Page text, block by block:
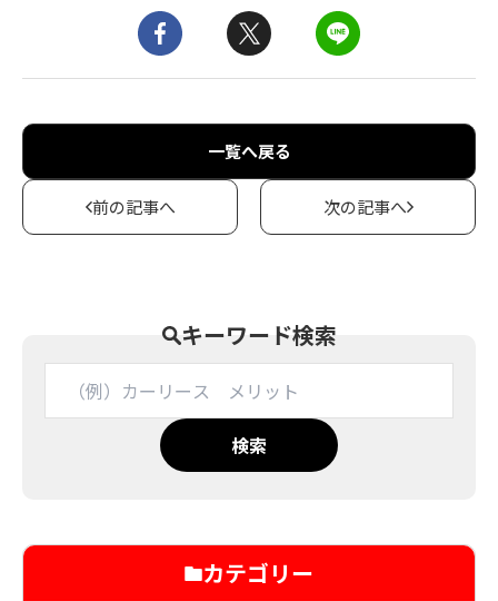
一覧へ戻る
前の記事へ 次の記事へ
キーワード検索
検索
カテゴリー